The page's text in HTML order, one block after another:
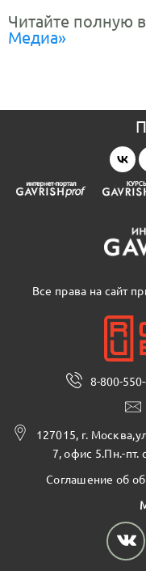
Читайте полную
Медиа»
Все права на сайт
8-800-
127015, г.
7, офис 5.Пн.-пт.
Соглашение об